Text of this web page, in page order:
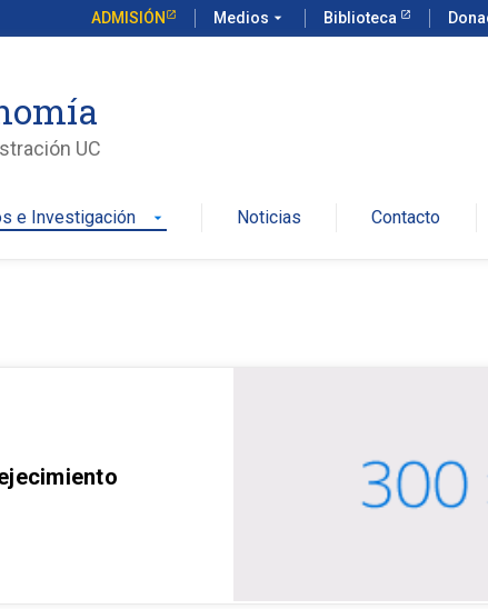
ADMISIÓN Medios arrow_drop_down Biblioteca
UC
e Investigación arrow_drop_down Noticias Contacto